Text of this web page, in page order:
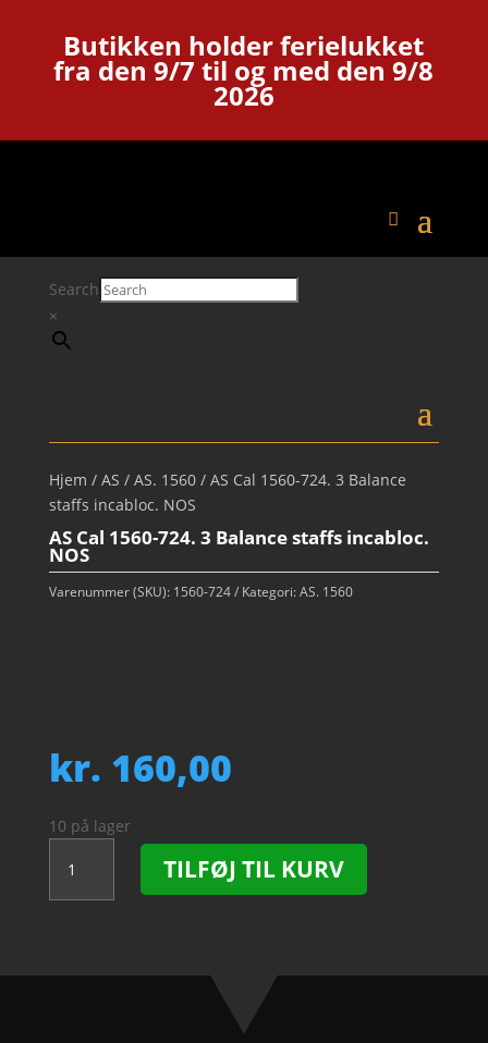
Butikken holder ferielukket
fra den 9/7 til og med den 9/8
2026
Search
×
Hjem / AS / AS. 1560/ AS Cal 1560-724. 3 Balance
staffs incabloc. NOS
AS Cal 1560-724. 3 Balance staffs incabloc.
NOS
Varenummer (SKU): 1560-724 Kategori:AS. 1560
kr. 160,00
10 på lager
Cal
1560-
Balance
TILFØJ TIL KURV